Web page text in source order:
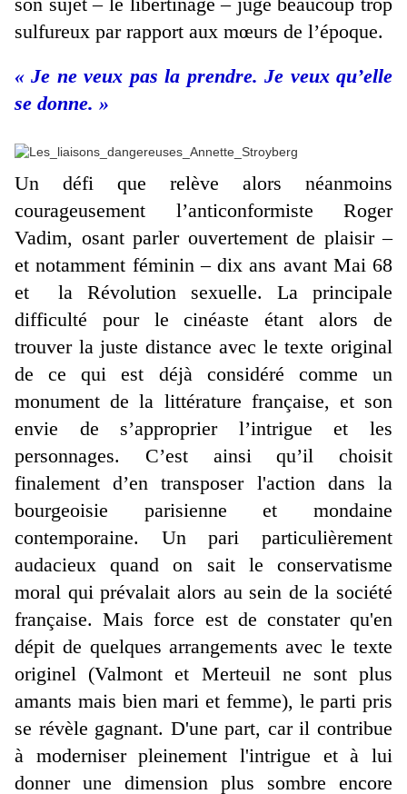
sulfureux par rapport aux mœurs de l’époque.
« Je ne veux pas la prendre. Je veux qu’elle
se donne. »
Un défi que relève alors néanmoins
courageusement l’anticonformiste Roger
Vadim, osant parler ouvertement de plaisir –
et notamment féminin – dix ans avant Mai 68
et la Révolution sexuelle. La principale
difficulté pour le cinéaste étant alors de
trouver la juste distance avec le texte original
de ce qui est déjà considéré comme un
monument de la littérature française, et son
envie de s’approprier l’intrigue et les
personnages. C’est ainsi qu’il choisit
finalement d’en transposer l'action dans la
bourgeoisie parisienne et mondaine
contemporaine. Un pari particulièrement
audacieux quand on sait le conservatisme
moral qui prévalait alors au sein de la société
française. Mais force est de constater qu'en
dépit de quelques arrangements avec le texte
originel (Valmont et Merteuil ne sont plus
amants mais bien mari et femme), le parti pris
se révèle gagnant. D'une part, car il contribue
à moderniser pleinement l'intrigue et à lui
donner une dimension plus sombre encore